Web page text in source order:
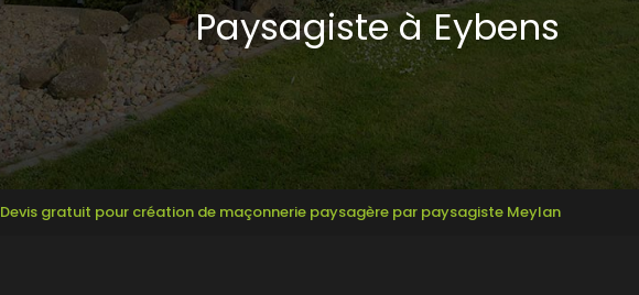
Paysagiste à Eybens
Devis gratuit pour création de maçonnerie paysagère par paysagiste Meylan